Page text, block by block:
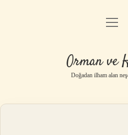
Anasayfa
Yasal
Orman ve
Doğadan ilham alan